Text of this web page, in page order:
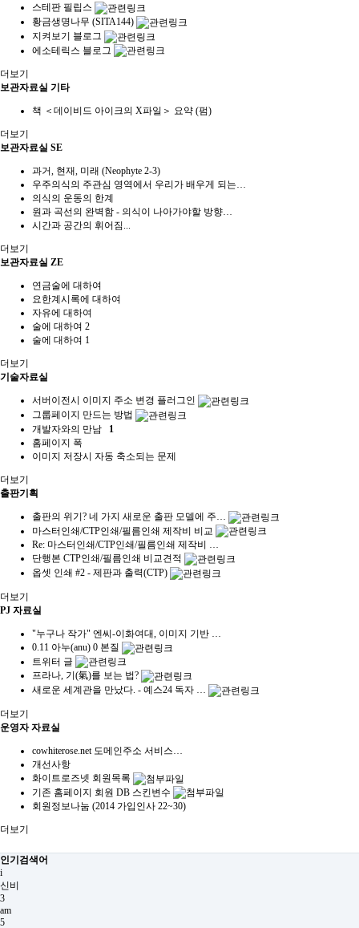
스테판 필립스
황금생명나무 (SITA144)
지켜보기 블로그
에소테릭스 블로그
더보기
보관자료실 기타
책 ＜데이비드 아이크의 X파일＞ 요약 (펌)
더보기
보관자료실 SE
과거, 현재, 미래 (Neophyte 2-3)
우주의식의 주관심 영역에서 우리가 배우게 되는…
의식의 운동의 한계
원과 곡선의 완벽함 - 의식이 나아가야할 방향…
시간과 공간의 휘어짐...
더보기
보관자료실 ZE
연금술에 대하여
요한계시록에 대하여
자유에 대하여
술에 대하여 2
술에 대하여 1
더보기
기술자료실
서버이전시 이미지 주소 변경 플러그인
그룹페이지 만드는 방법
개발자와의 만남
1
홈페이지 폭
이미지 저장시 자동 축소되는 문제
더보기
출판기획
출판의 위기? 네 가지 새로운 출판 모델에 주…
마스터인쇄/CTP인쇄/필름인쇄 제작비 비교
Re: 마스터인쇄/CTP인쇄/필름인쇄 제작비 …
단행본 CTP인쇄/필름인쇄 비교견적
옵셋 인쇄 #2 - 제판과 출력(CTP)
더보기
PJ 자료실
"누구나 작가" 엔씨-이화여대, 이미지 기반 …
0.11 아누(anu) 0 본질
트위터 글
프라나, 기(氣)를 보는 법?
새로운 세계관을 만났다. - 예스24 독자 …
더보기
운영자 자료실
cowhiterose.net 도메인주소 서비스…
개선사항
화이트로즈넷 회원목록
기존 홈페이지 회원 DB 스킨변수
회원정보나눔 (2014 가입인사 22~30)
더보기
인기검색어
i
신비
3
am
5